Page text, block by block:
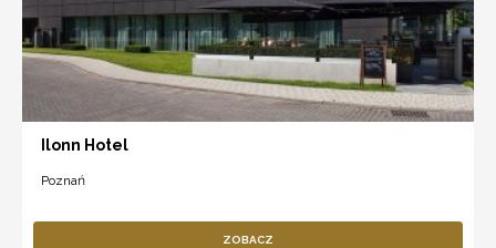
Ilonn Hotel
Poznań
ZOBACZ